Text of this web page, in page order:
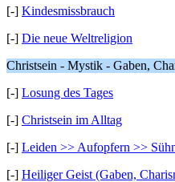
[-] Kindesmissbrauch
[-] Die neue Weltreligion
Christsein - Mystik - Gaben,
[-] Losung des Tages
[-] Christsein im Alltag
[-] Leiden >> Aufopfern >>
[-] Heiliger Geist (Gaben,